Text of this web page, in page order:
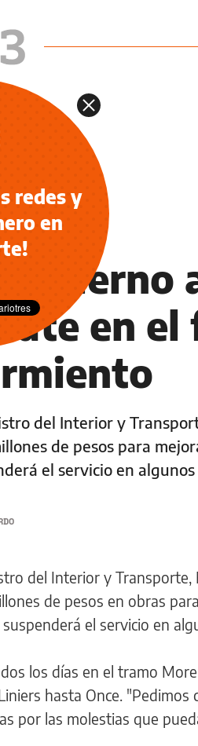
en
del Interior y
de pesos para
el servicio en
del Interior y
de pesos en obras
el servicio en
los días en el tramo
hasta Once.
por las molestias que
redes y
en